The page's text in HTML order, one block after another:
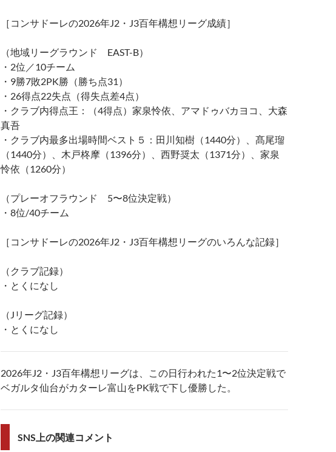
［コンサドーレの2026年J2・J3百年構想リーグ成績］
（地域リーグラウンド EAST-B）
・2位／10チーム
・9勝7敗2PK勝（勝ち点31）
・26得点22失点（得失点差4点）
・クラブ内得点王：（4得点）家泉怜依、アマドゥバカヨコ、大森
真吾
・クラブ内最多出場時間ベスト５：田川知樹（1440分）、髙尾瑠
（1440分）、木戸柊摩（1396分）、西野奨太（1371分）、家泉
怜依（1260分）
（プレーオフラウンド 5〜8位決定戦）
・8位/40チーム
［コンサドーレの2026年J2・J3百年構想リーグのいろんな記録］
（クラブ記録）
・とくになし
（Jリーグ記録）
・とくになし
2026年J2・J3百年構想リーグは、この日行われた1〜2位決定戦で
ベガルタ仙台がカターレ富山をPK戦で下し優勝した。
SNS上の関連コメント